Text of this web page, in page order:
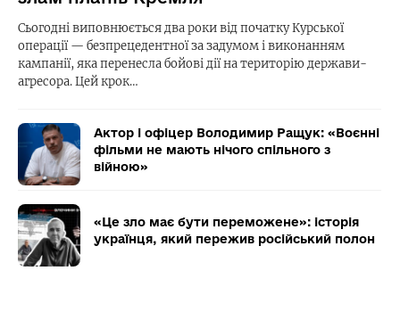
Сьогодні виповнюється два роки від початку Курської
операції — безпрецедентної за задумом і виконанням
кампанії, яка перенесла бойові дії на територію держави-
агресора. Цей крок…
Актор і офіцер Володимир Ращук: «Воєнні
фільми не мають нічого спільного з
війною»
«Це зло має бути переможене»: історія
українця, який пережив російський полон